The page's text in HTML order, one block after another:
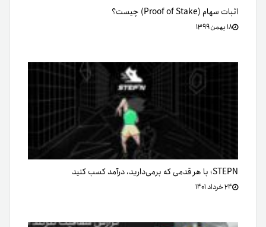
اثبات سهام (Proof of Stake) چیست؟
۱۸ بهمن ۱۳۹۹
STEPN؛ با هر قدمی که بر‌می‌دارید، درآمد کسب کنید
۲۴ خرداد ۱۴۰۱